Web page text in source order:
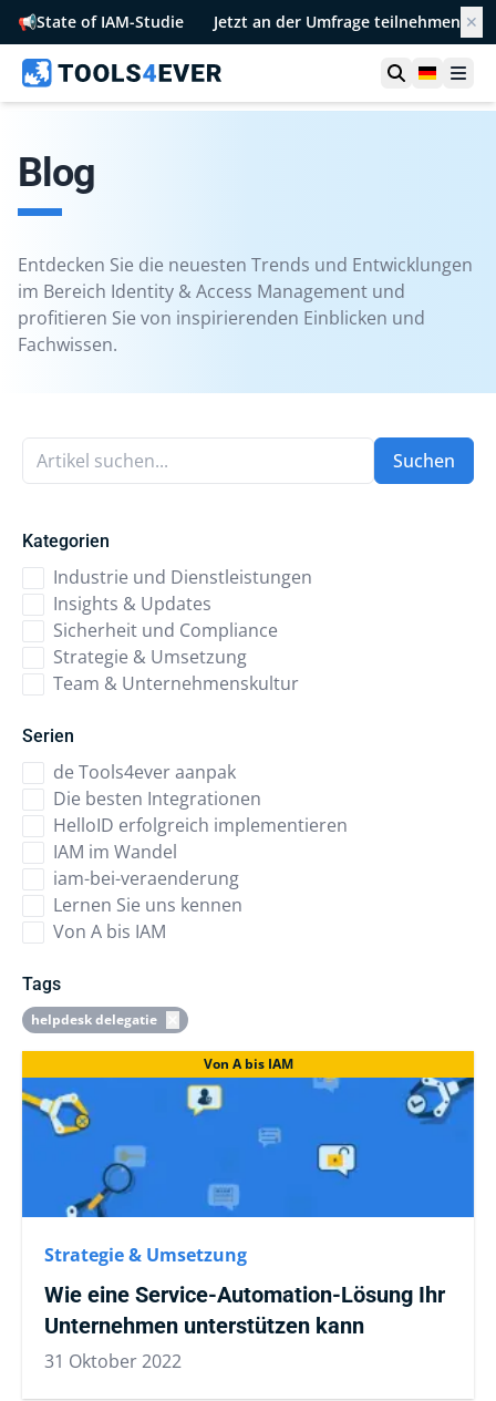
📢State of IAM-Studie Jetzt an der Umfrage teilnehmen ✕
Suche
Blog
Entdecken Sie die neuesten Trends und Entwicklungen
im Bereich Identity & Access Management und
profitieren Sie von inspirierenden Einblicken und
Fachwissen.
Artikel suchen... Suchen
Kategorien
Industrie und Dienstleistungen
Insights & Updates
Sicherheit und Compliance
Strategie & Umsetzung
Team & Unternehmenskultur
Serien
de Tools4ever aanpak
Die besten Integrationen
HelloID erfolgreich implementieren
IAM im Wandel
iam-bei-veraenderung
Lernen Sie uns kennen
Von A bis IAM
Tags
helpdesk delegatie
Von A bis IAM
Strategie & Umsetzung
Wie eine Service-Automation-Lösung Ihr
Unternehmen unterstützen kann
31 Oktober 2022